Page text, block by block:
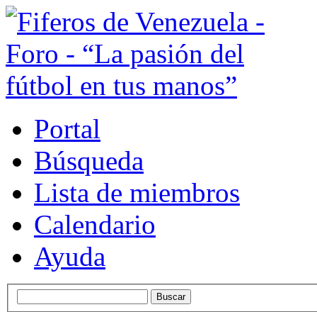
Portal
Búsqueda
Lista de miembros
Calendario
Ayuda